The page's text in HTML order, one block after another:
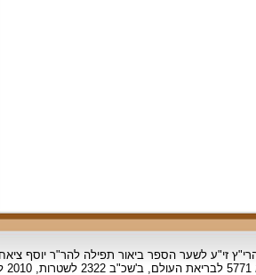
זי"ע לשער הספר ביאור תפילה להר"ר יוסף